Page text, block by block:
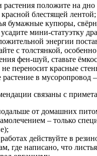
растения положите на
блестящей лентой;
бумажные купюры,
мини-статуэтку
энергии
с толстянкой,
фен-шуй, ставьте
не переносит красные
в мусоропровод
связаны с
от домашних
– только
действуйте в
где написано, что